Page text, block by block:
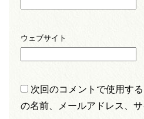
ウェブサイト
次回のコメントで使用す
の名前、メールアドレス、サ